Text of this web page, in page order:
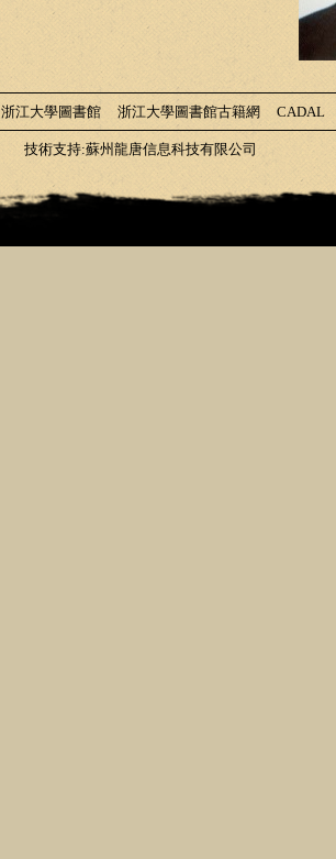
浙江大學圖書館 浙江大學圖書館古籍網 CADAL
技術支持:蘇州龍唐信息科技有限公司